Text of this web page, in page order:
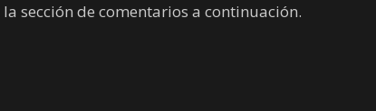
sección de comentarios a continuación.